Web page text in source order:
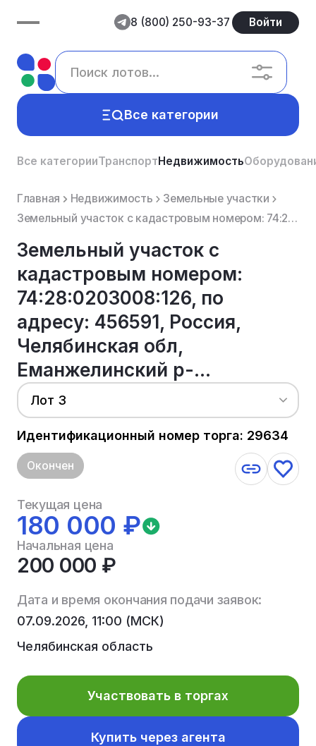
8 (800) 250-93-37 Войти
Все категории
Все категорииТранспортНедвижимость
Главная Недвижимость
Земельные участки
Земельный участок с кадастровым номером: 74:28:0203008:126, по адресу: 456591, Россия, Челябинская о...
Земельный участок с
кадастровым номером:
74:28:0203008:126, по
адресу: 456591, Россия,
Челябинская обл,
Еманжелинский р-...
Лот 3
Идентификационный номер торга: 29634
Окончен
Текущая цена
180 000 ₽
Начальная цена
200 000 ₽
Дата и время окончания подачи заявок:
07.09.2026, 11:00 (МСК)
Челябинская область
Участвовать в торгах
Купить через агента